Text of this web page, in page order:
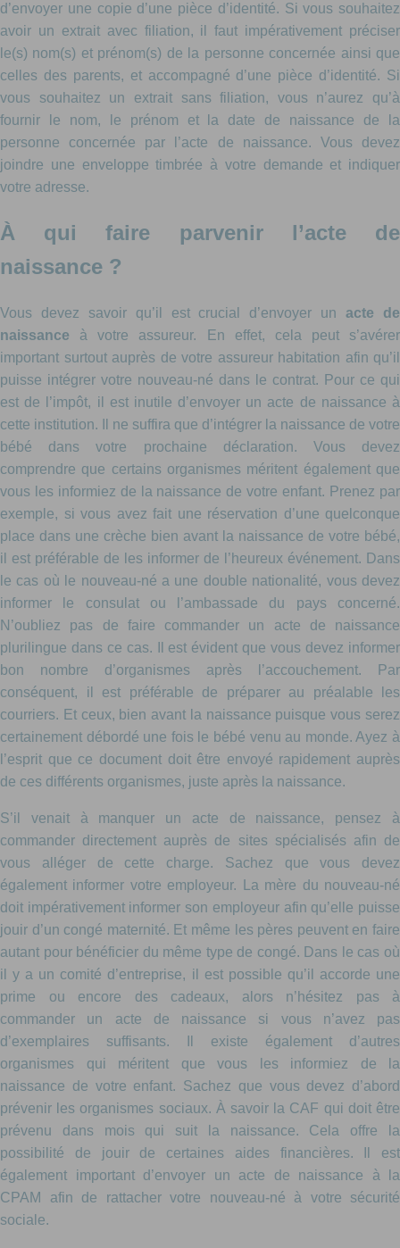
d’envoyer une copie d’une pièce d’identité. Si vous souhaitez
avoir un extrait avec filiation, il faut impérativement préciser
le(s) nom(s) et prénom(s) de la personne concernée ainsi que
celles des parents, et accompagné d’une pièce d’identité. Si
vous souhaitez un extrait sans filiation, vous n’aurez qu’à
fournir le nom, le prénom et la date de naissance de la
personne concernée par l’acte de naissance. Vous devez
joindre une enveloppe timbrée à votre demande et indiquer
votre adresse.
À qui faire parvenir l’acte de
naissance ?
Vous devez savoir qu’il est crucial d’envoyer unacte de
naissance à votre assureur. En effet, cela peut s’avérer
important surtout auprès de votre assureur habitation afin qu’il
puisse intégrer votre nouveau-né dans le contrat. Pour ce qui
est de l’impôt, il est inutile d’envoyer un acte de naissance à
cette institution. Il ne suffira que d’intégrer la naissance de votre
bébé dans votre prochaine déclaration. Vous devez
comprendre que certains organismes méritent également que
vous les informiez de la naissance de votre enfant. Prenez par
exemple, si vous avez fait une réservation d’une quelconque
place dans une crèche bien avant la naissance de votre bébé,
il est préférable de les informer de l’heureux événement. Dans
le cas où le nouveau-né a une double nationalité, vous devez
informer le consulat ou l’ambassade du pays concerné.
N’oubliez pas de faire commander un acte de naissance
plurilingue dans ce cas. Il est évident que vous devez informer
bon nombre d’organismes après l’accouchement. Par
conséquent, il est préférable de préparer au préalable les
courriers. Et ceux, bien avant la naissance puisque vous serez
certainement débordé une fois le bébé venu au monde. Ayez à
l’esprit que ce document doit être envoyé rapidement auprès
de ces différents organismes, juste après la naissance.
S’il venait à manquer un acte de naissance, pensez à
commander directement auprès de sites spécialisés afin de
vous alléger de cette charge. Sachez que vous devez
également informer votre employeur. La mère du nouveau-né
doit impérativement informer son employeur afin qu’elle puisse
jouir d’un congé maternité. Et même les pères peuvent en faire
autant pour bénéficier du même type de congé. Dans le cas où
il y a un comité d’entreprise, il est possible qu’il accorde une
prime ou encore des cadeaux, alors n’hésitez pas à
commander un acte de naissance si vous n’avez pas
d’exemplaires suffisants. Il existe également d’autres
organismes qui méritent que vous les informiez de la
naissance de votre enfant. Sachez que vous devez d’abord
prévenir les organismes sociaux. À savoir la CAF qui doit être
prévenu dans mois qui suit la naissance. Cela offre la
possibilité de jouir de certaines aides financières. Il est
également important d’envoyer un acte de naissance
à la
CPAM afin de rattacher votre nouveau-né à votre sécurité
sociale.